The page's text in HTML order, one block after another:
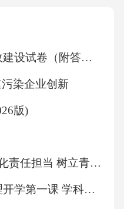
原料的绿色化。传
源于可再生资源，
响较小。此外，近
发新型绿色原料，
2026年国企党风廉政建设试卷（附答案）
染企业创新
版)
2026 年秋季开学 强化责任担当 树立青年主人翁意识
2026年秋季初中物理开学第一课 学科核心素养解读课件